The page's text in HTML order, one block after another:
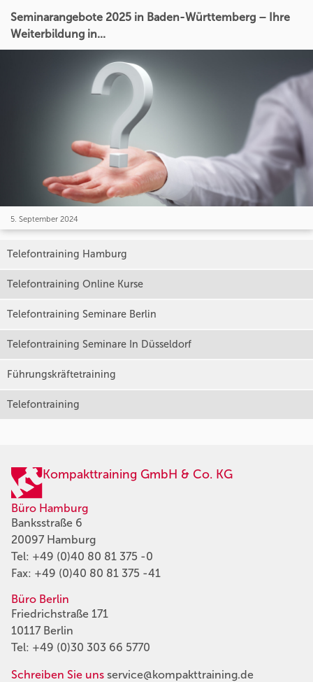
Seminarangebote 2025 in Baden-Württemberg – Ihre
Weiterbildung in...
5. September 2024
Telefontraining Hamburg
Telefontraining Online Kurse
Telefontraining Seminare Berlin
Telefontraining Seminare In Düsseldorf
Führungskräftetraining
Telefontraining
Kompakttraining GmbH & Co. KG
Büro Hamburg
Banksstraße 6
20097 Hamburg
Tel: +49 (0)40 80 81 375 -0
Fax: +49 (0)40 80 81 375 -41
Büro Berlin
Friedrichstraße 171
10117 Berlin
Tel: +49 (0)30 303 66 5770
Schreiben Sie uns service@kompakttraining.de